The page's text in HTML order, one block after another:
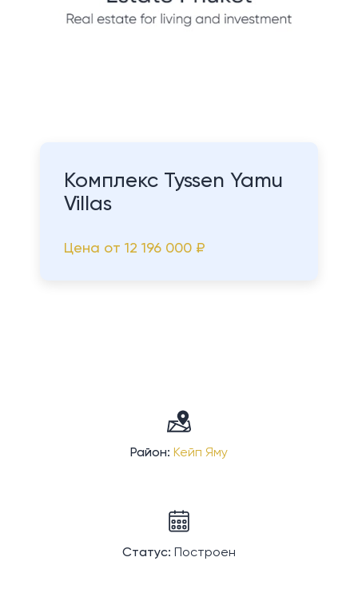
Комплекс Tyssen Yamu
Villas
Цена от 12 196 000 ₽
Район: Кейп Яму
Статус: Построен